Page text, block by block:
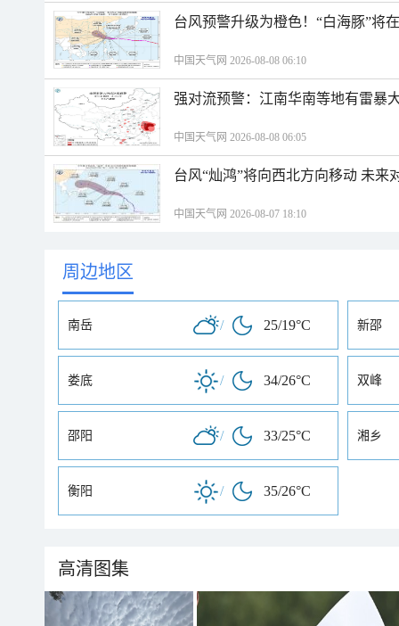
台风预警升级为橙色！“白海豚”将
中国天气网 2026-08-08 06:10
强对流预警：江南华南等地有雷暴
中国天气网 2026-08-08 06:05
台风“灿鸿”将向西北方向移动 未来
中国天气网 2026-08-07 18:10
周边地区
南岳 / 25/19°C 新邵
娄底 / 34/26°C 双峰
邵阳 / 33/25°C 湘乡
衡阳 / 35/26°C
高清图集